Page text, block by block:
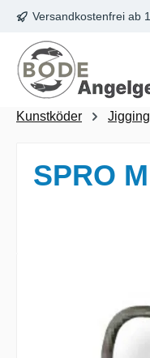
Hauptinhalt springen
Zur Suche springen
Zur Hauptnavigation
Versandkostenfrei ab
Kunstköder Jigging
SPRO